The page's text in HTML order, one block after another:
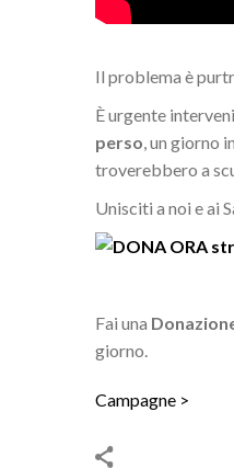
Il problema è
È urgente
perso, un giorno
troverebbero a
Unisciti a noi e ai
Fai una
giorno.
Campagne